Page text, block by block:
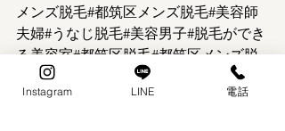
メンズ脱毛#都筑区メンズ脱毛#美容師
夫婦#うなじ脱毛#美容男子#脱毛ができ
る美容室#都筑区脱毛#都筑区メンズ脱
毛#メンズ脱毛#レディース脱毛#ツルツ
ル#ヒゲ脱毛#足脱毛#足脱毛メンズ#横
Instagram LINE 電話